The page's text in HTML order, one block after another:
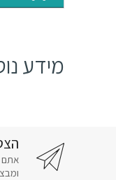
מידע
אתם